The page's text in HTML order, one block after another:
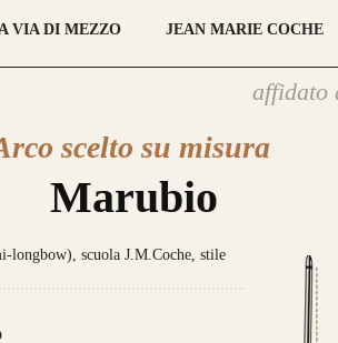
VIA DI MEZZO JEAN MARIE COCHE
affidato
scelto su misura
Marubio
longbow), scuola J.M.Coche, stile